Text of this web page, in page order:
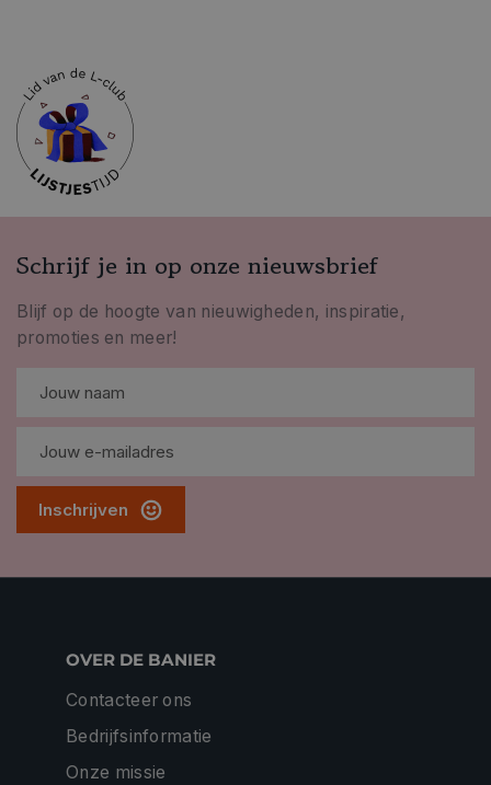
Schrijf je in op onze nieuwsbrief
Blijf op de hoogte van nieuwigheden, inspiratie,
promoties en meer!
Inschrijven
OVER DE BANIER
Contacteer ons
Bedrijfsinformatie
Onze missie